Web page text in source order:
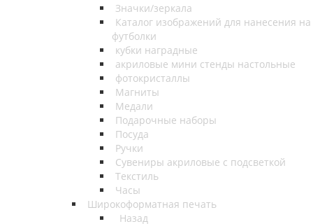
Значки/зеркала
Каталог изображений для нанесения на
футболки
кубки наградные
акриловые мини стенды настольные
фотокристаллы
Магниты
Медали
Подарочные наборы
Посуда
Ручки
Сувениры акриловые с подсветкой
Текстиль
Часы
Широкоформатная печать
Назад